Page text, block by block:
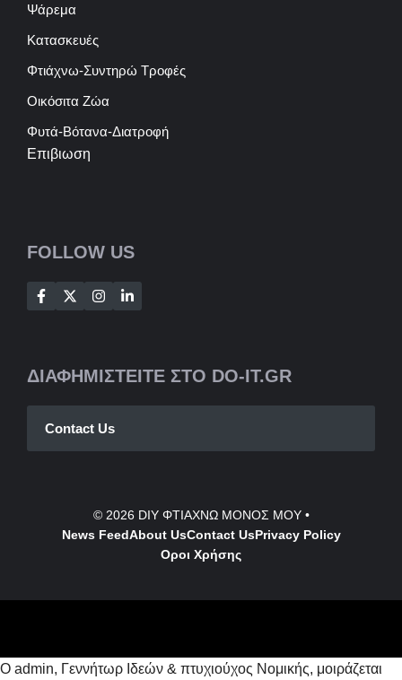
Ψάρεμα
Κατασκευές
Φτιάχνω-Συντηρώ Τροφές
Οικόσιτα Ζώα
Φυτά-Βότανα-Διατροφή
Επιβιωση
FOLLOW US
ΔΙΑΦΗΜΙΣΤΕΙΤΕ ΣΤΟ DO-IT.GR
Contact Us
© 2026 DIY ΦΤΙΑΧΝΩ ΜΟΝΟΣ ΜΟΥ•
News FeedAbout UsContactUsPrivacy Policy
Οροι Χρήσης
Ο admin, Γεννήτωρ Ιδεών & πτυχιούχος Νομικής, μοιράζεται